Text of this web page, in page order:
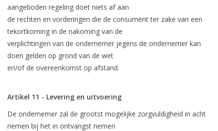
aangeboden regeling doet niets af aan
de rechten en vorderingen die de consument ter zake van een
tekortkoming in de nakoming van de
verplichtingen van de ondernemer jegens de ondernemer kan
doen gelden op grond van de wet
en/of de overeenkomst op afstand.
Artikel 11 - Levering en uitvoering
De ondernemer zal de grootst mogelijke zorgvuldigheid in acht
nemen bij het in ontvangst nemen